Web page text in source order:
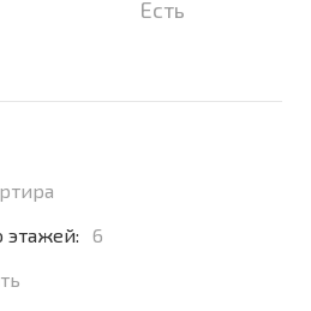
Есть
этажей:
6